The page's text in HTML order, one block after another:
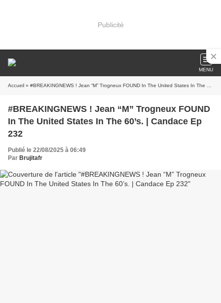
Publicité
MENU
Accueil » #BREAKINGNEWS ! Jean “M” Trogneux FOUND In The United States In The 60’s. | Candace Ep 232
#BREAKINGNEWS ! Jean “M” Trogneux FOUND
In The United States In The 60’s. | Candace Ep
232
Publié le 22/08/2025 à 06:49
Par Brujitafr